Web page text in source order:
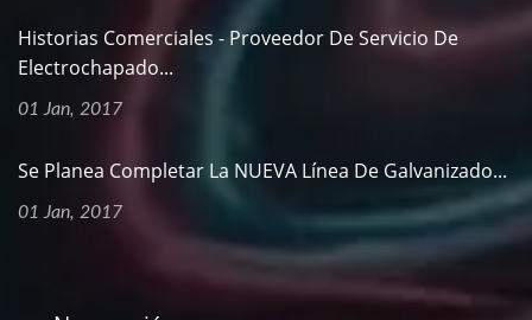
Historias Comerciales - Proveedor De Servicio De
Electrochapado...
01 Jan, 2017
Se Planea Completar La NUEVA Línea De Galvanizado...
01 Jan, 2017